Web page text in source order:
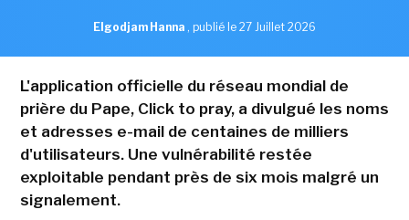
Elgodjam Hanna , publié le 27 Juillet 2026
L'application officielle du réseau mondial de
prière du Pape, Click to pray, a divulgué les noms
et adresses e-mail de centaines de milliers
d'utilisateurs. Une vulnérabilité restée
exploitable pendant près de six mois malgré un
signalement.